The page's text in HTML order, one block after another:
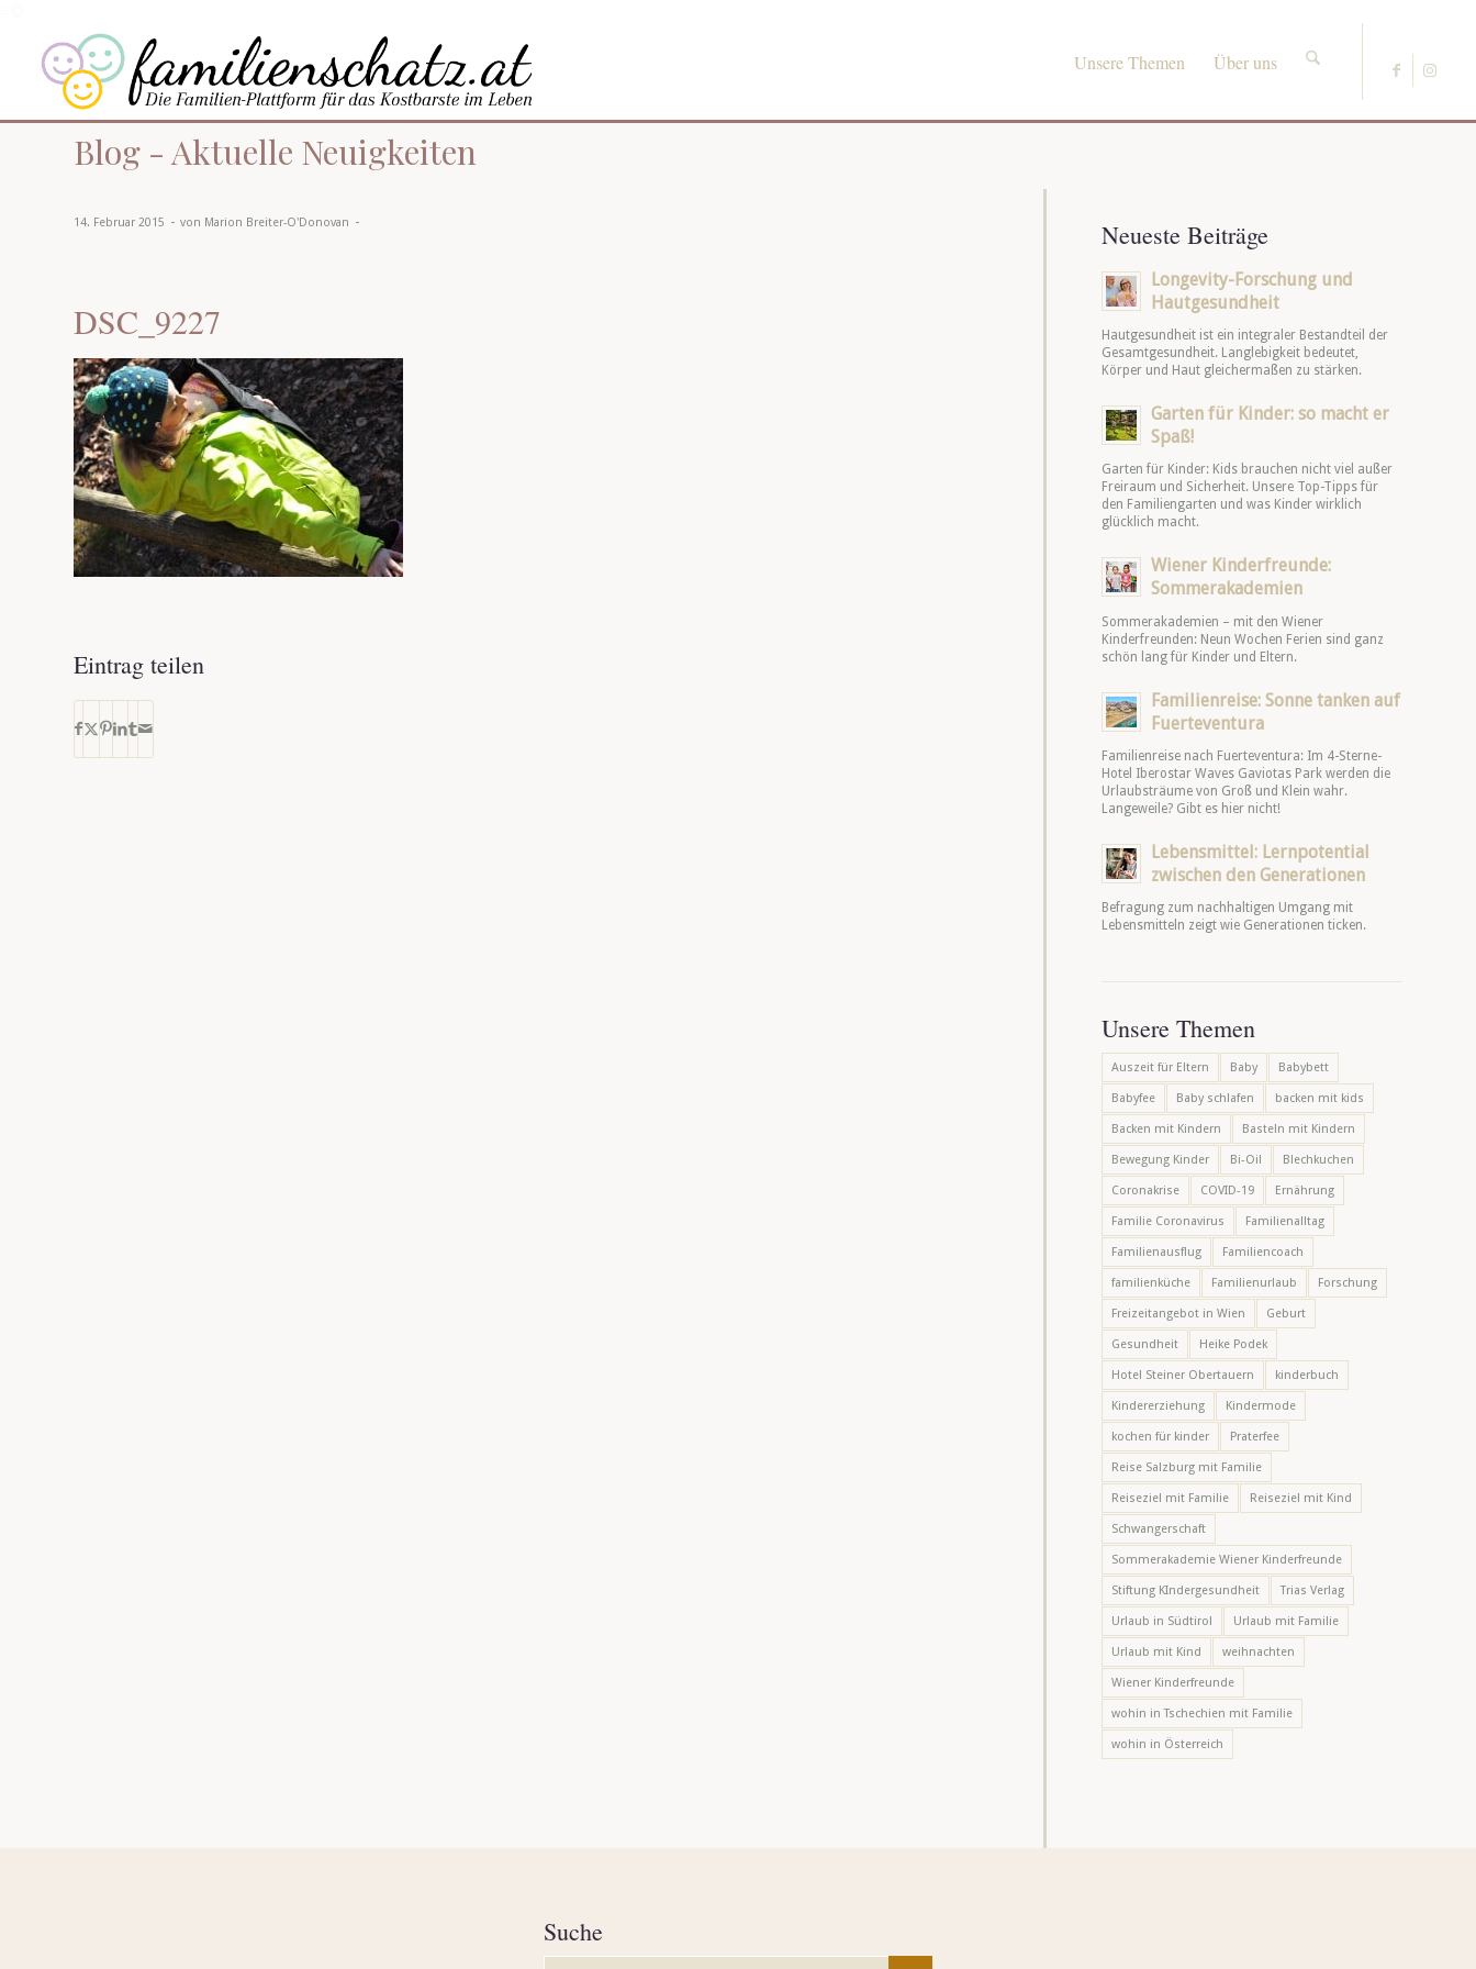
Unsere Themen Über uns
Blog - Aktuelle Neuigkeiten
14. Februar 2015 - von Marion Breiter-O'Donovan -
DSC_9227
Eintrag teilen
Neueste Beiträge
Longevity-Forschung und
Hautgesundheit
Hautgesundheit ist ein integraler Bestandteil der
Gesamtgesundheit. Langlebigkeit bedeutet,
Körper und Haut gleichermaßen zu stärken.
Garten für Kinder: so macht er
Spaß!
Garten für Kinder: Kids brauchen nicht viel außer
Freiraum und Sicherheit. Unsere Top-Tipps für
den Familiengarten und was Kinder wirklich
glücklich macht.
Wiener Kinderfreunde:
Sommerakademien
Sommerakademien – mit den Wiener
Kinderfreunden: Neun Wochen Ferien sind ganz
schön lang für Kinder und Eltern.
Familienreise: Sonne tanken auf
Fuerteventura
Familienreise nach Fuerteventura: Im 4-Sterne-
Hotel Iberostar Waves Gaviotas Park werden die
Urlaubsträume von Groß und Klein wahr.
Langeweile? Gibt es hier nicht!
Lebensmittel: Lernpotential
zwischen den Generationen
Befragung zum nachhaltigen Umgang mit
Lebensmitteln zeigt wie Generationen ticken.
Unsere Themen
Auszeit für Eltern Baby Babybett
Babyfee Baby schlafen backen mit kids
Backen mit Kindern Basteln mit Kindern
Bewegung Kinder Bi-Oil Blechkuchen
Coronakrise COVID-19 Ernährung
Familie Coronavirus Familienalltag
Familienausflug Familiencoach
familienküche Familienurlaub Forschung
Freizeitangebot in Wien Geburt
Gesundheit Heike Podek
Hotel Steiner Obertauern kinderbuch
Kindererziehung Kindermode
kochen für kinder Praterfee
Reise Salzburg mit Familie
Reiseziel mit Familie Reiseziel mit Kind
Schwangerschaft
Sommerakademie Wiener Kinderfreunde
Stiftung KIndergesundheit Trias Verlag
Urlaub in Südtirol Urlaub mit Familie
Urlaub mit Kind weihnachten
Wiener Kinderfreunde
wohin in Tschechien mit Familie
wohin in Österreich
Suche